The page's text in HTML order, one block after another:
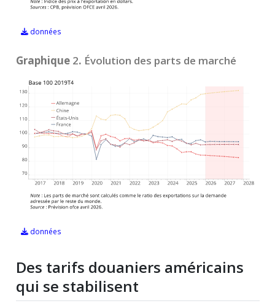
données
Graphique2. Évolution des parts de marché
données
Des tarifs douaniers américains
qui se stabilisent